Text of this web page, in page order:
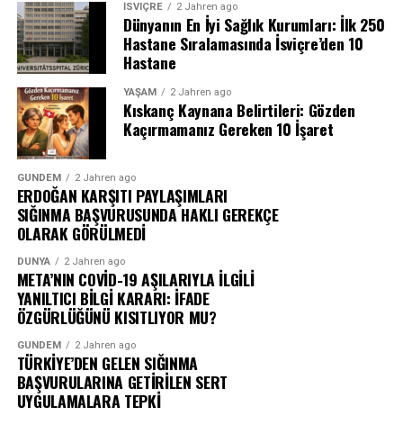
İSVIÇRE 2 Jahren ago
Dünyanın En İyi Sağlık Kurumları: İlk 250
Hastane Sıralamasında İsviçre’den 10
Hastane
YAŞAM 2 Jahren ago
Kıskanç Kaynana Belirtileri: Gözden
Kaçırmamanız Gereken 10 İşaret
GÜNDEM 2 Jahren ago
ERDOĞAN KARŞITI PAYLAŞIMLARI
SIĞINMA BAŞVURUSUNDA HAKLI GEREKÇE
OLARAK GÖRÜLMEDİ
DÜNYA 2 Jahren ago
META’NIN COVİD-19 AŞILARIYLA İLGİLİ
YANILTICI BİLGİ KARARI: İFADE
ÖZGÜRLÜĞÜNÜ KISITLIYOR MU?
GÜNDEM 2 Jahren ago
TÜRKİYE’DEN GELEN SIĞINMA
BAŞVURULARINA GETİRİLEN SERT
UYGULAMALARA TEPKİ